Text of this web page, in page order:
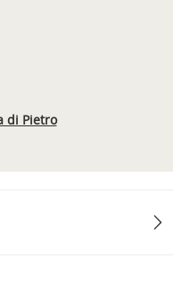
di Pietro